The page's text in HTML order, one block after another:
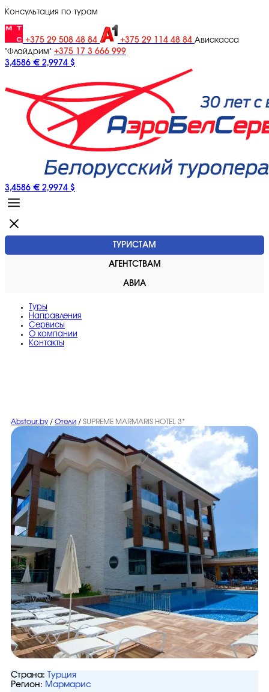
Консультация по турам
+375 29 508 48 84 +375 29 114 48 84 Авиакасса
"Флайдрим" +375 17 3 666 999
3,4586 € 2,9974 $
3,4586 € 2,9974 $
ТУРИСТАМ
АГЕНТСТВАМ
АВИА
Туры
Направления
Сервисы
O компании
Контакты
Abstour.by / Отели / SUPREME MARMARIS HOTEL 3*
Страна:
Турция
Регион: Мармарис